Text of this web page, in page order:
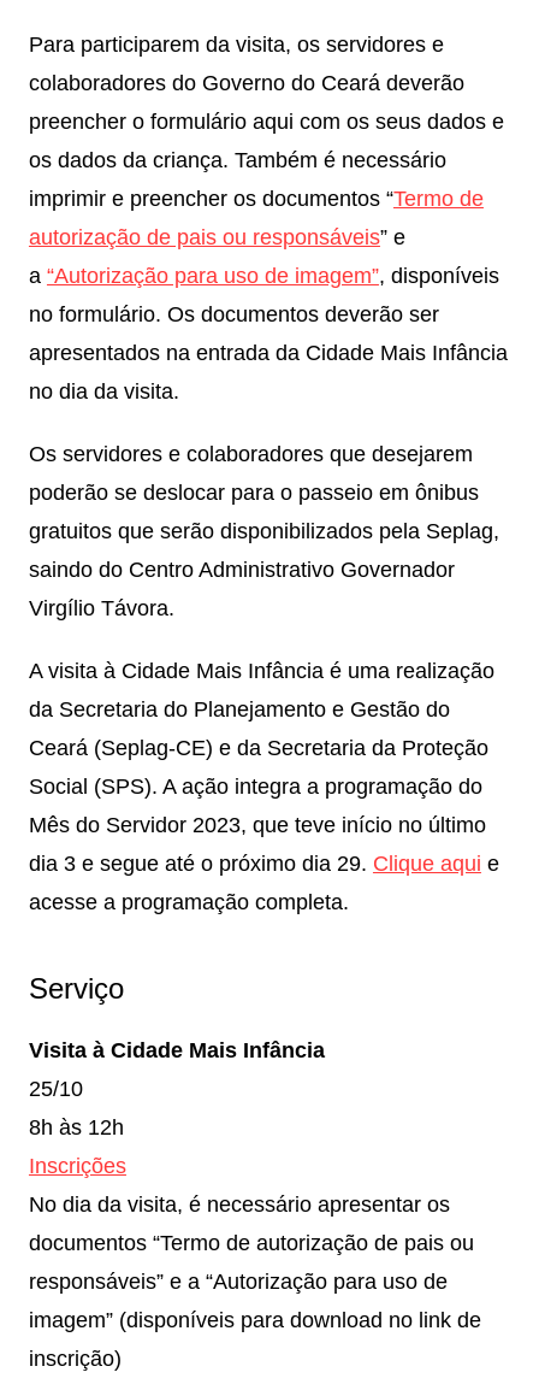
Para participarem da visita, os servidores e
colaboradores do Governo do Ceará deverão
preencher o formulário aqui com os seus dados e
os dados da criança. Também é necessário
imprimir e preencher os documentos “Termo de
autorização de pais ou responsáveis” e
a “Autorização para uso de imagem”, disponíveis
no formulário. Os documentos deverão ser
apresentados na entrada da Cidade Mais Infância
no dia da visita.
Os servidores e colaboradores que desejarem
poderão se deslocar para o passeio em ônibus
gratuitos que serão disponibilizados pela Seplag,
saindo do Centro Administrativo Governador
Virgílio Távora.
A visita à Cidade Mais Infância é uma realização
da Secretaria do Planejamento e Gestão do
Ceará (Seplag-CE) e da Secretaria da Proteção
Social (SPS). A ação integra a programação do
Mês do Servidor 2023, que teve início no último
dia 3 e segue até o próximo dia 29. Clique aqui e
acesse a programação completa.
Serviço
Visita à Cidade Mais Infância
25/10
8h às 12h
Inscrições
No dia da visita, é necessário apresentar os
documentos “Termo de autorização de pais ou
responsáveis” e a “Autorização para uso de
imagem” (disponíveis para download no link de
inscrição)